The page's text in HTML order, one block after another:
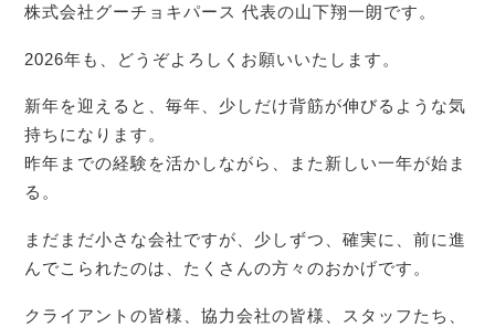
株式会社グーチョキパース 代表の山下翔一朗です。
2026年も、どうぞよろしくお願いいたします。
新年を迎えると、毎年、少しだけ背筋が伸びるような気
持ちになります。
昨年までの経験を活かしながら、また新しい一年が始ま
る。
まだまだ小さな会社ですが、少しずつ、確実に、前に進
んでこられたのは、たくさんの方々のおかげです。
クライアントの皆様、協力会社の皆様、スタッフたち、